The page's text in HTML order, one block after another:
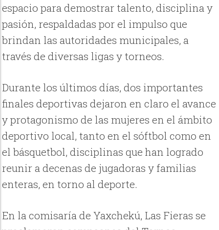
espacio para demostrar talento, disciplina y
pasión, respaldadas por el impulso que
brindan las autoridades municipales, a
través de diversas ligas y torneos.
Durante los últimos días, dos importantes
finales deportivas dejaron en claro el avance
y protagonismo de las mujeres en el ámbito
deportivo local, tanto en el sóftbol como en
el básquetbol, disciplinas que han logrado
reunir a decenas de jugadoras y familias
enteras, en torno al deporte.
En la comisaría de Yaxchekú, Las Fieras se